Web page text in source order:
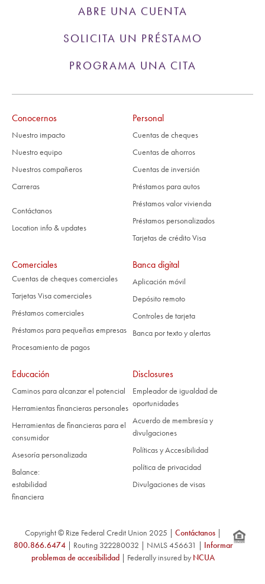
ABRE UNA CUENTA
SOLICITA UN PRÉSTAMO
PROGRAMA UNA CITA
Conocernos
Nuestro impacto
Nuestro equipo
Nuestros compañeros
Carreras
Contáctanos
Location info & updates
Personal
Cuentas de cheques
Cuentas de ahorros
Cuentas de inversión
Préstamos para autos
Préstamos valor vivienda
Préstamos personalizados
Tarjetas de crédito Visa
Comerciales
Cuentas de cheques comerciales
Tarjetas Visa comerciales
Préstamos comerciales
Préstamos para pequeñas empresas
Procesamiento de pagos
Banca digital
Aplicación móvil
Depósito remoto
Controles de tarjeta
Banca por texto y alertas
Educación
Caminos para alcanzar el potencial
Herramientas financieras personales
Herramientas de financieras para el
consumidor
Asesoría personalizada
Balance:
estabilidad
financiera
Disclosures
Empleador de igualdad de
oportunidades
Acuerdo de membresía y
divulgaciones
Políticas y Accesibilidad
política de privacidad
Divulgaciones de visas
Copyright © Rize Federal Credit Union 2025 | Contáctanos |
800.866.6474 | Routing 322280032 | NMLS 456631 | Informar
problemas de accesibilidad | Federally insured by NCUA